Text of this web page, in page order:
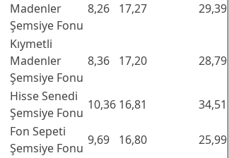
Madenler
Şemsiye Fonu
8,26 17,27 29,39
Kıymetli
Madenler
Şemsiye Fonu
8,36 17,20 28,79
Hisse Senedi
Şemsiye Fonu
10,36 16,81 34,51
Fon Sepeti
Şemsiye Fonu
9,69 16,80 25,99